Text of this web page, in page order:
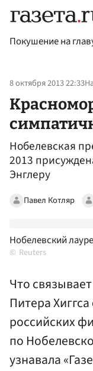
Покушение на
8 октября 2013 22:33
Нобелевская
2013
Энглеру
Павел Котляр
Нобелевский
Reuters
Что
Питера
российских
по
узнавала